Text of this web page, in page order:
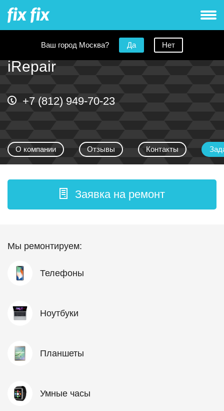
Ваш город Москва? Да Нет
iRepair
+7 (812) 949-70-23
О компании Отзывы Контакты
Заявка на ремонт
Мы ремонтируем:
Телефоны
Ноутбуки
Планшеты
Умные часы